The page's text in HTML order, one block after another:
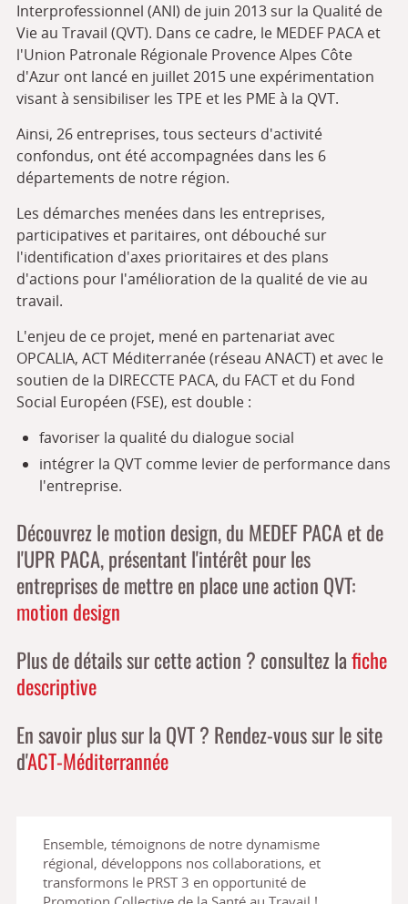
Interprofessionnel (ANI) de juin 2013 sur la Qualité de
Vie au Travail (QVT). Dans ce cadre, le MEDEF PACA et
l'Union Patronale Régionale Provence Alpes Côte
d'Azur ont lancé en juillet 2015 une expérimentation
visant à sensibiliser les TPE et les PME à la QVT.
Ainsi, 26 entreprises, tous secteurs d'activité
confondus, ont été accompagnées dans les 6
départements de notre région.
Les démarches menées dans les entreprises,
participatives et paritaires, ont débouché sur
l'identification d'axes prioritaires et des plans
d'actions pour l'amélioration de la qualité de vie au
travail.
L'enjeu de ce projet, mené en partenariat avec
OPCALIA, ACT Méditerranée (réseau ANACT) et avec le
soutien de la DIRECCTE PACA, du FACT et du Fond
Social Européen (FSE), est double :
favoriser la qualité du dialogue social
intégrer la QVT comme levier de performance dans
l'entreprise.
Découvrez le motion design, du MEDEF PACA et de
l'UPR PACA, présentant l'intérêt pour les
entreprises de mettre en place une action QVT:
motion design
Plus de détails sur cette action ? consultez lafiche
descriptive
En savoir plus sur la QVT ? Rendez-vous sur le site
d'ACT-Méditerrannée
Ensemble, témoignons de notre dynamisme
régional, développons nos collaborations, et
transformons le PRST 3 en opportunité de